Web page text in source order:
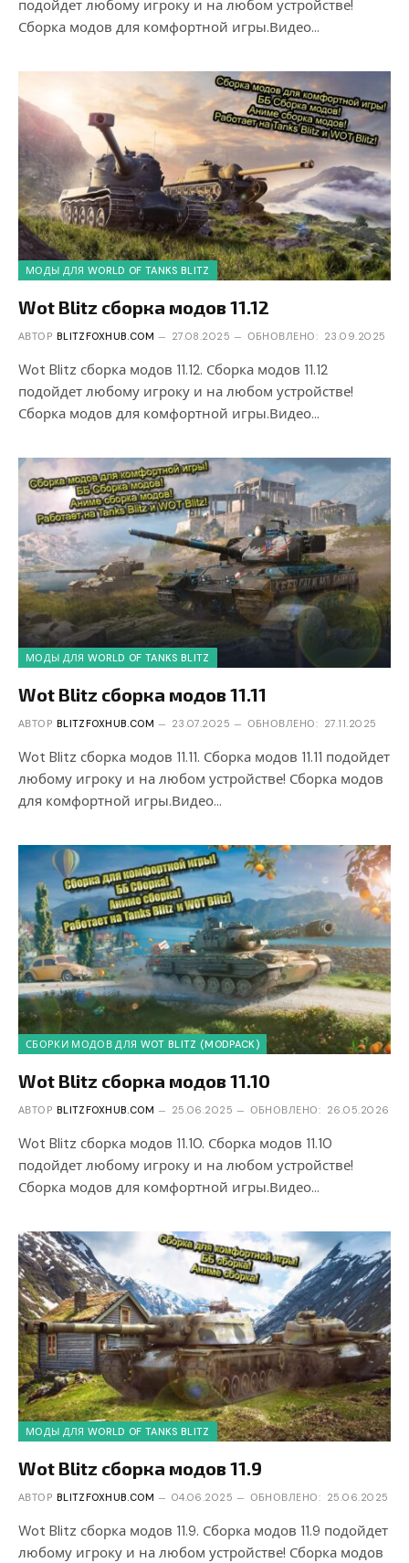
подойдет любому игроку и на любом устройстве!
Сборка модов для комфортной игры.Видео…
МОДЫ ДЛЯ WORLD OF TANKS BLITZ
Wot Blitz сборка модов 11.12
АВТОР BLITZFOXHUB.COM 27.08.2025 ОБНОВЛЕНО: 23.09.2025
Wot Blitz сборка модов 11.12. Сборка модов 11.12
подойдет любому игроку и на любом устройстве!
Сборка модов для комфортной игры.Видео…
МОДЫ ДЛЯ WORLD OF TANKS BLITZ
Wot Blitz сборка модов 11.11
АВТОР BLITZFOXHUB.COM 23.07.2025 ОБНОВЛЕНО: 27.11.2025
Wot Blitz сборка модов 11.11. Сборка модов 11.11 подойдет
любому игроку и на любом устройстве! Сборка модов
для комфортной игры.Видео…
СБОРКИ МОДОВ ДЛЯ WOT BLITZ (MODPACK)
Wot Blitz сборка модов 11.10
АВТОР BLITZFOXHUB.COM 25.06.2025 ОБНОВЛЕНО: 26.05.2026
Wot Blitz сборка модов 11.10. Сборка модов 11.10
подойдет любому игроку и на любом устройстве!
Сборка модов для комфортной игры.Видео…
МОДЫ ДЛЯ WORLD OF TANKS BLITZ
Wot Blitz сборка модов 11.9
АВТОР BLITZFOXHUB.COM 04.06.2025 ОБНОВЛЕНО: 25.06.2025
Wot Blitz сборка модов 11.9. Сборка модов 11.9 подойдет
любому игроку и на любом устройстве! Сборка модов